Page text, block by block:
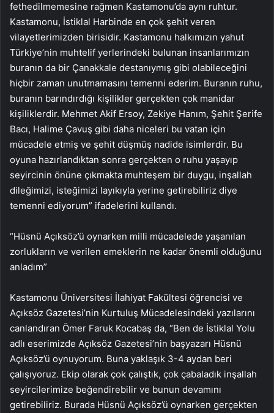
fethedilmemesine rağmen Kastamonu’da aynı ruhtur.
Kastamonu, İstiklal Harbinde en çok şehit veren
vilayetlerimizden birisidir. Kastamonu halkımızın yahut
Türkiye’nin muhtelif yerlerindeki bulunan insanlarımızın
buranın da bir Çanakkale destanıymış gibi olabileceğini
hiçbir zaman unutmamasını temenni ederim. Buranın ruhu,
buranın barındırdığı kişilikler gerçekten çok manidar
kişiliklerdir. Mehmet Akif Ersoy, Zekiye Hanım, Şehit Şerife
Bacı, Halime Çavuş gibi daha niceleri bu vatan için
mücadele etmiş ve şehit düşmüş nadide isimlerdir. Bu
oyuna hazırlandıktan sonra gerçekten o ruhu yaşayıp
seyircinin önüne çıkmakta muhteşem bir duygu, inşallah
dileğimizi, isteğimizi layıkıyla yerine getirebiliriz diye
temenni ediyorum” ifadelerini kullandı.
“Hüsnü Açıksöz’ü oynarken milli mücadelede yaşanılan
zorlukların ve verilen emeklerin ne kadar önemli olduğunu
anladım”
Kastamonu Üniversitesi İlahiyat Fakültesi öğrencisi ve
Açıksöz Gazetesi’nin Kurtuluş Mücadelesindeki yazılarını
canlandıran Ömer Faruk Kocabaş da, “Ben de İstiklal Yolu
adlı eserimizde Açıksöz Gazetesi’nin başyazarı Hüsnü
Açıksöz’ü oynuyorum. Buna yaklaşık 3-4 aydan beri
çalışıyoruz. Ekip olarak çok çalıştık, çok çabaladık inşallah
seyircilerimize beğendirebilir ve bunun devamını
getirebiliriz. Burada Hüsnü Açıksöz’ü oynarken gerçekten